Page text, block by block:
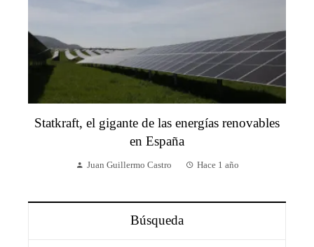
Statkraft, el gigante de las energías renovables
en España
Juan Guillermo Castro Hace 1 año
Búsqueda